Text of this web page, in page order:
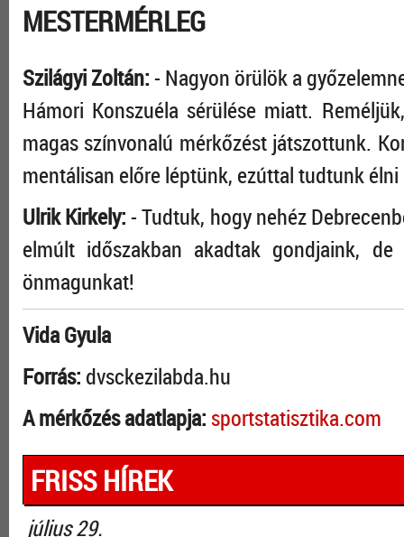
MESTERMÉRLEG
Szilágyi Zoltán:- Nagyon örülök a
Hámori Konszuéla sérülése miatt.
magas színvonalú mérkőzést játszottunk.
mentálisan előre léptünk, ezúttal tudtunk
Ulrik Kirkely:- Tudtuk, hogy nehéz
elmúlt időszakban akadtak gondjaink,
önmagunkat!
Vida Gyula
Forrás: dvsckezilabda.hu
A mérkőzés adatlapja:sportstatisztika.com
FRISS HÍREK
július 29.